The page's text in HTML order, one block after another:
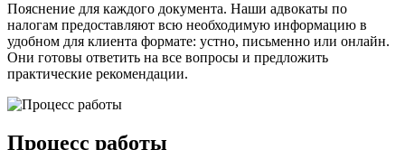
Пояснение для каждого документа. Наши адвокаты по
налогам предоставляют всю необходимую информацию в
удобном для клиента формате: устно, письменно или онлайн.
Они готовы ответить на все вопросы и предложить
практические рекомендации.
Процесс работы